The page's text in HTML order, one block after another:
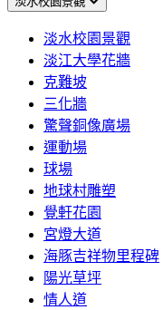
淡水校園景觀
淡江大學花牆
克難坡
三化牆
驚聲銅像廣場
運動場
球場
地球村雕塑
覺軒花園
宮燈大道
海豚吉祥物里程碑
陽光草坪
情人道